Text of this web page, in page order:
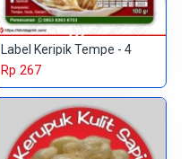
Label Keripik Tempe - 4
Rp 267